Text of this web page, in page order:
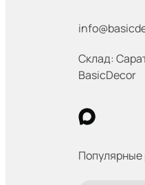
Склад:
BasicDecor
Популярные